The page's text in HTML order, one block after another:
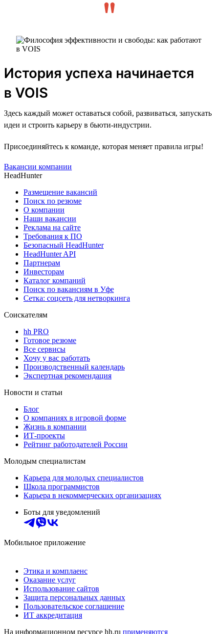
История успеха начинается
в VOIS
Здесь каждый может оставаться собой, развиваться, запускать
идеи и строить карьеру в бьюти-индустрии.
Присоединяйтесь к команде, которая меняет правила игры!
Вакансии компании
HeadHunter
Размещение вакансий
Поиск по резюме
О компании
Наши вакансии
Реклама на сайте
Требования к ПО
Безопасный HeadHunter
HeadHunter API
Партнерам
Инвесторам
Каталог компаний
Поиск по вакансиям в Уфе
Сетка: соцсеть для нетворкинга
Соискателям
hh PRO
Готовое резюме
Все сервисы
Хочу у вас работать
Производственный календарь
Экспертная рекомендация
Новости и статьи
Блог
О компаниях в игровой форме
Жизнь в компании
ИТ-проекты
Рейтинг работодателей России
Молодым специалистам
Карьера для молодых специалистов
Школа программистов
Карьера в некоммерческих организациях
Боты для уведомлений
Мобильное приложение
Этика и комплаенс
Оказание услуг
Использование сайтов
Защита персональных данных
Пользовательское соглашение
ИТ аккредитация
На информационном ресурсе hh.ru применяются